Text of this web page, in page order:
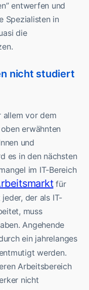
entwerfen und
Spezialisten in
die
nicht studiert
allem vor dem
erwähnten
und
es in den nächsten
im IT-Bereich
für
der als IT-
muss
Angehende
ein jahrelanges
werden.
Arbeitsbereich
nicht